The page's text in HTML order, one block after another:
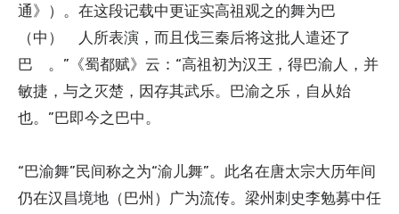
通》）。在这段记载中更证实高祖观之的舞为巴
（中） 人所表演，而且伐三秦后将这批人遣还了
巴 。”《蜀都赋》云：“高祖初为汉王，得巴渝人，并
敏捷，与之灭楚，因存其武乐。巴渝之乐，自从始
也。”巴即今之巴中。
“巴渝舞”民间称之为“渝儿舞”。此名在唐太宗大历年间
仍在汉昌境地（巴州）广为流传。梁州刺史李勉募中任